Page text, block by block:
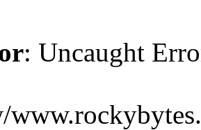
: Uncaught